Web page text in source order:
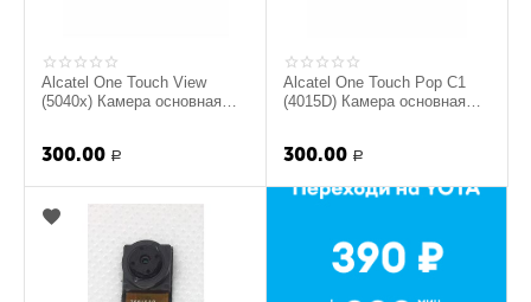
Alcatel One Touch View
(5040x) Камера основная
300.00 Р
Alcatel One Touch Pop C1
(4015D) Камера основная
300.00 Р